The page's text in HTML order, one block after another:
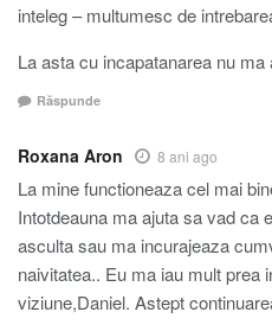
inteleg – multumesc de
La asta cu incapatanarea nu
Răspunde
Roxana Aron 8 ani ago
La mine functioneaza cel mai
Intotdeauna ma ajuta sa vad ca
asculta sau ma incurajeaza
naivitatea.. Eu ma iau mult prea
viziune,Daniel. Astept